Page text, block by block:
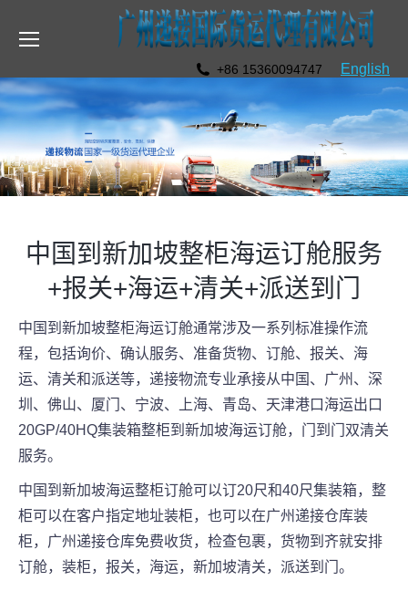
+86 15360094747 English
中国到新加坡整柜海运订舱服务
+报关+海运+清关+派送到门
中国到新加坡整柜海运订舱通常涉及一系列标准操作流
程，包括询价、确认服务、准备货物、订舱、报关、海
运、清关和派送等，递接物流专业承接从中国、广州、深
圳、佛山、厦门、宁波、上海、青岛、天津港口海运出口
20GP/40HQ集装箱整柜到新加坡海运订舱，门到门双清关
服务。
中国到新加坡海运整柜订舱可以订20尺和40尺集装箱，整
柜可以在客户指定地址装柜，也可以在广州递接仓库装
柜，广州递接仓库免费收货，检查包裹，货物到齐就安排
订舱，装柜，报关，海运，新加坡清关，派送到门。